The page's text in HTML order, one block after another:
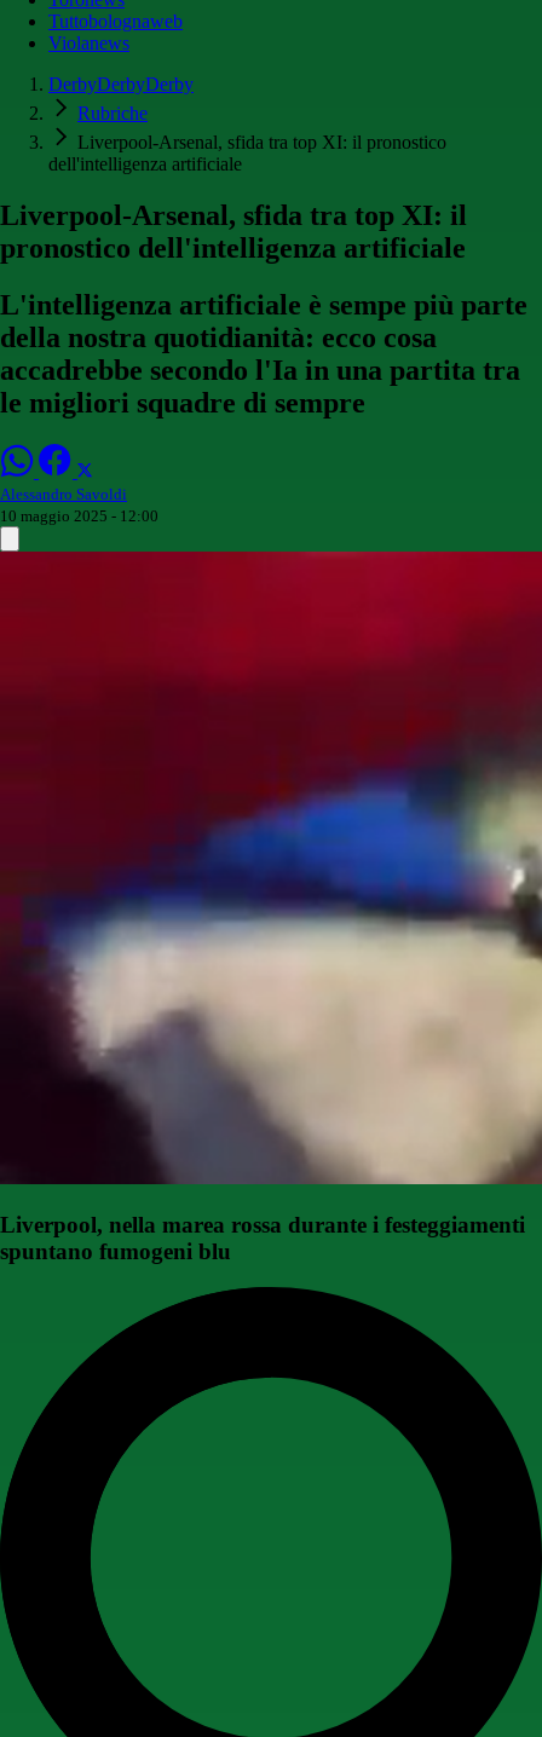
Tuttobolognaweb
Violanews
DerbyDerbyDerby
Rubriche
Liverpool-Arsenal, sfida tra top XI: il pronostico
dell'intelligenza artificiale
Liverpool-Arsenal, sfida tra top XI: il
pronostico dell'intelligenza artificiale
L'intelligenza artificiale è sempe più parte
della nostra quotidianità: ecco cosa
accadrebbe secondo l'Ia in una partita tra
le migliori squadre di sempre
Alessandro Savoldi
10 maggio 2025 - 12:00
Liverpool, nella marea rossa durante i festeggiamenti
spuntano fumogeni blu